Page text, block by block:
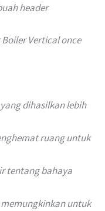
header
Vertical once
dihasilkan lebih
ruang untuk
tentang bahaya
untuk